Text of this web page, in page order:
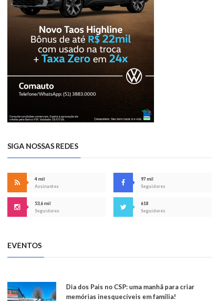
SIGA NOSSAS REDES
4 mil
Assinantes
97 mil
Seguidores
53,6 mil
Seguidores
618
Seguidores
EVENTOS
Dia dos Pais no CSP: uma manhã para criar
memórias inesquecíveis em família!